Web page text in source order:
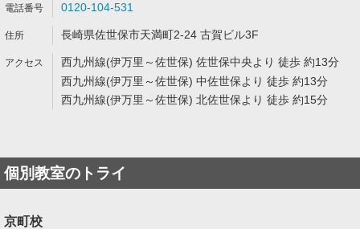
0120-104-531
長崎県佐世保市天満町2-24 古賀ビル3F
西九州線(伊万里～佐世保) 佐世保中央より 徒歩 約13分
西九州線(伊万里～佐世保) 中佐世保より 徒歩 約13分
西九州線(伊万里～佐世保) 北佐世保より 徒歩 約15分
個別教室のトライ
京町校